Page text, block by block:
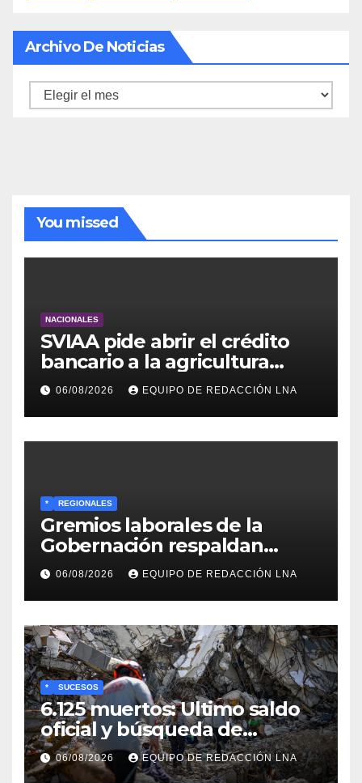
Archivo De Noticias
Archivo
You missed
NACIONALES
SVIAA pide abrir el crédito
bancario a la agricultura
familiar en Venezuela
06/08/2026 EQUIPO DE REDACCIÓN LNA
* REGIONALES
Gremios laborales de la
Gobernación respaldan
propuesta de Bono
Recreativo de 100 dólares
para jubilados, pensionados y
activos
06/08/2026 EQUIPO DE REDACCIÓN LNA
* SUCESOS
6.125 muertos: Ultimo saldo
oficial y búsqueda de
cadáveres continúa entre los
escombros
06/08/2026 EQUIPO DE REDACCIÓN LNA